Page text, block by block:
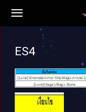
ES4